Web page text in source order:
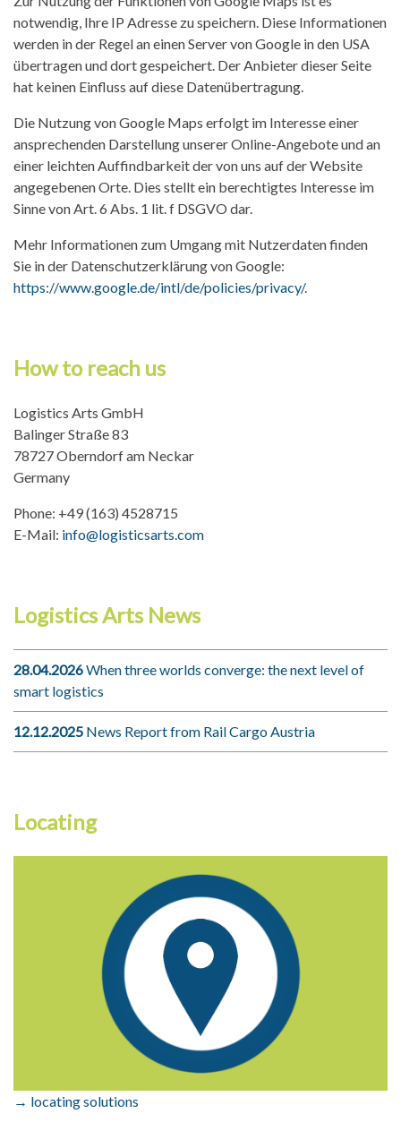
notwendig, Ihre IP Adresse zu speichern. Diese Informationen
werden in der Regel an einen Server von Google in den USA
übertragen und dort gespeichert. Der Anbieter dieser Seite
hat keinen Einfluss auf diese Datenübertragung.
Die Nutzung von Google Maps erfolgt im Interesse einer
ansprechenden Darstellung unserer Online-Angebote und an
einer leichten Auffindbarkeit der von uns auf der Website
angegebenen Orte. Dies stellt ein berechtigtes Interesse im
Sinne von Art. 6 Abs. 1 lit. f DSGVO dar.
Mehr Informationen zum Umgang mit Nutzerdaten finden
Sie in der Datenschutzerklärung von Google:
https://www.google.de/intl/de/policies/privacy/.
How to reach us
Logistics Arts GmbH
Balinger Straße 83
78727 Oberndorf am Neckar
Germany
Phone: +49 (163) 4528715
E-Mail: info@logisticsarts.com
Logistics Arts News
28.04.2026When three worlds converge: the next level of
smart logistics
12.12.2025 News Report from Rail Cargo Austria
Locating
→ locating solutions